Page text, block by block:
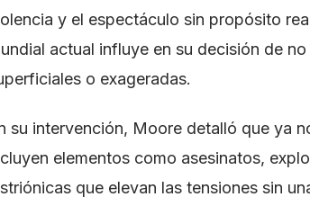
y el espectáculo sin propósito
actual influye en su decisión de
o exageradas.
su intervención, Moore detalló que ya
elementos como asesinatos,
que elevan las tensiones sin